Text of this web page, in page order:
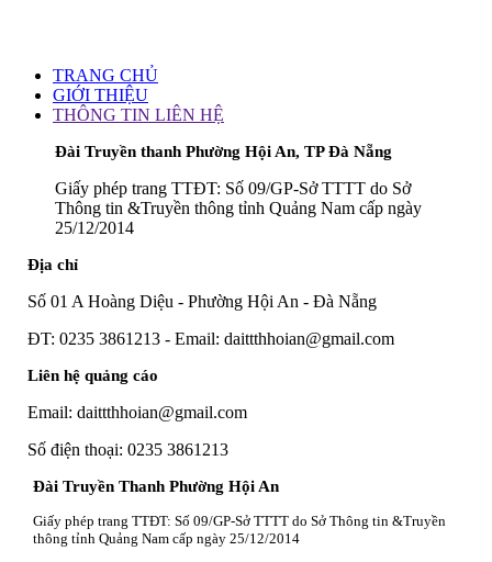
TRANG CHỦ
GIỚI THIỆU
THÔNG TIN LIÊN HỆ
Đài Truyền thanh Phường Hội An, TP Đà Nẵng
Giấy phép trang TTĐT: Số 09/GP-Sở TTTT do Sở
Thông tin &Truyền thông tỉnh Quảng Nam cấp ngày
25/12/2014
Địa chỉ
Số 01 A Hoàng Diệu - Phường Hội An - Đà Nẵng
ĐT: 0235 3861213 - Email: daittthhoian@gmail.com
Liên hệ quảng cáo
Email: daittthhoian@gmail.com
Số điện thoại: 0235 3861213
Đài Truyền Thanh Phường Hội An
Giấy phép trang TTĐT: Số 09/GP-Sở TTTT do Sở Thông tin &Truyền
thông tỉnh Quảng Nam cấp ngày 25/12/2014